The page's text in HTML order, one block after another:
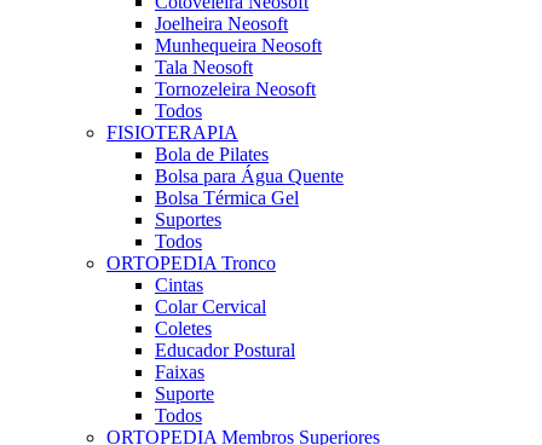
Joelheira Neosoft
Munhequeira Neosoft
Tala Neosoft
Tornozeleira Neosoft
Todos
FISIOTERAPIA
Bola de Pilates
Bolsa para Água Quente
Bolsa Térmica Gel
Suportes
Todos
ORTOPEDIA Tronco
Cintas
Colar Cervical
Coletes
Educador Postural
Faixas
Suporte
Todos
ORTOPEDIA Membros Superiores